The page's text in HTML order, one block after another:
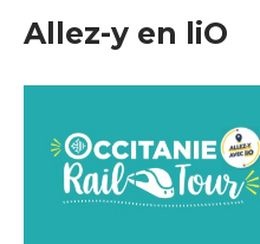
Allez-y en liO